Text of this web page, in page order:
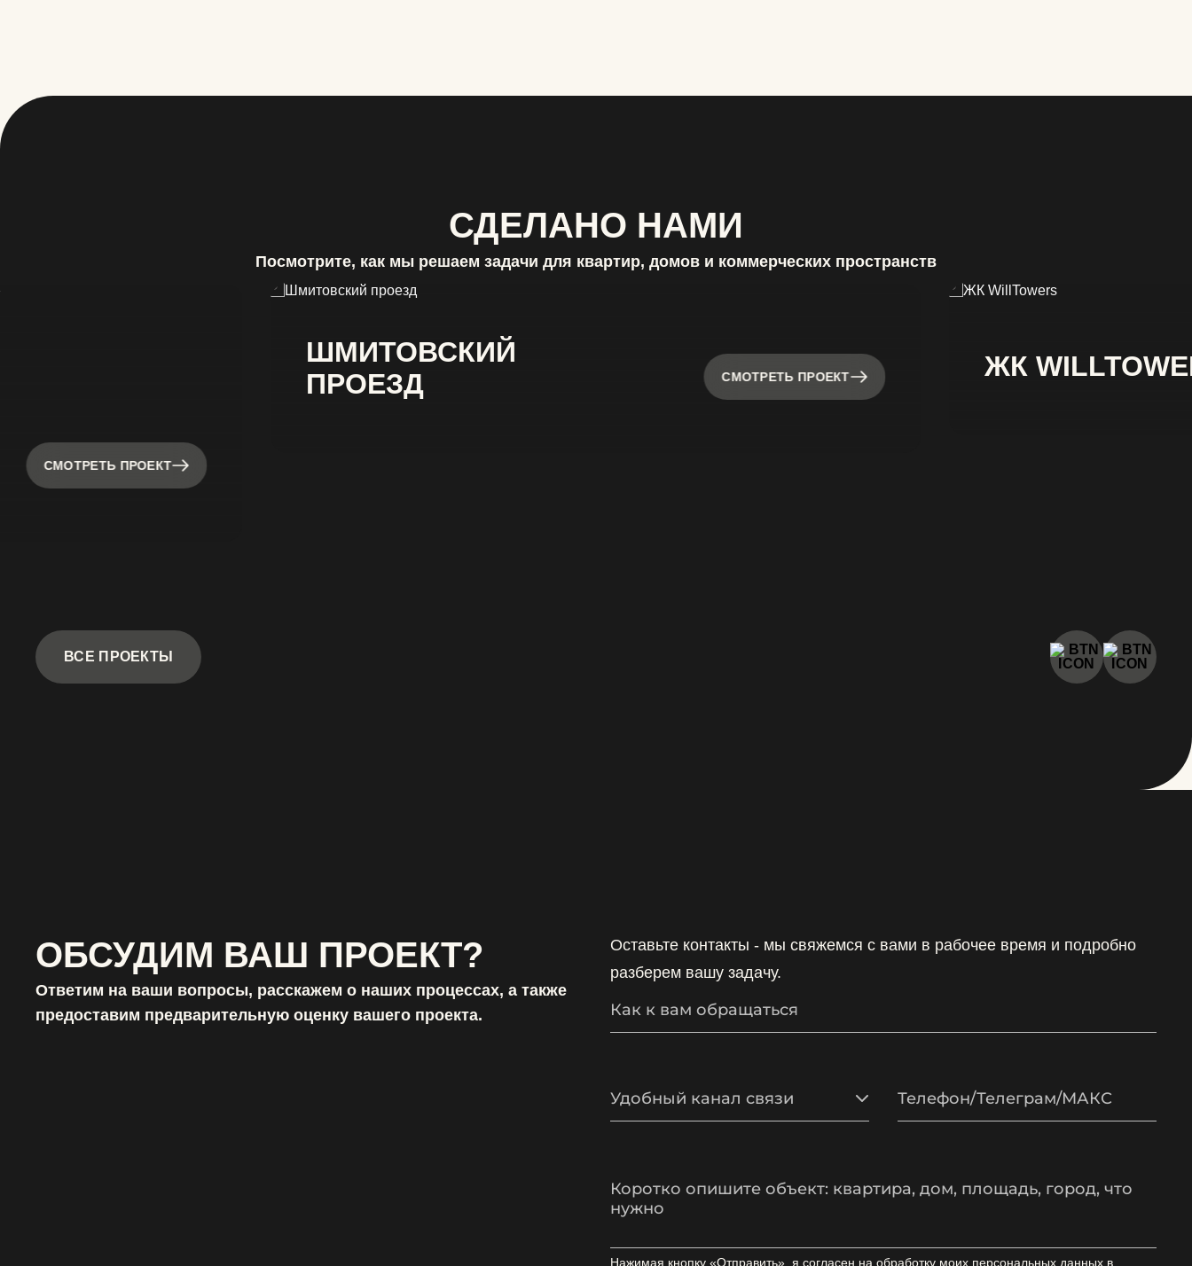
СДЕЛАНО НАМИ
Посмотрите, как мы решаем задачи для квартир, домов и коммерческих пространств
СМОТРЕТЬ ПРОЕКТ
ШМИТОВСКИЙ
ПРОЕЗД
СМОТРЕТЬ ПРОЕКТ ЖК
ВСЕ ПРОЕКТЫ
ОБСУДИМ ВАШ ПРОЕКТ?
Ответим на ваши вопросы, расскажем о наших процессах, а также
предоставим предварительную оценку вашего проекта.
Оставьте контакты - мы свяжемся с вами в рабочее время и подробно
разберем вашу задачу.
Удобный канал связи
Нажимая кнопку «Отправить», я согласен на обработку моих персональных данных в